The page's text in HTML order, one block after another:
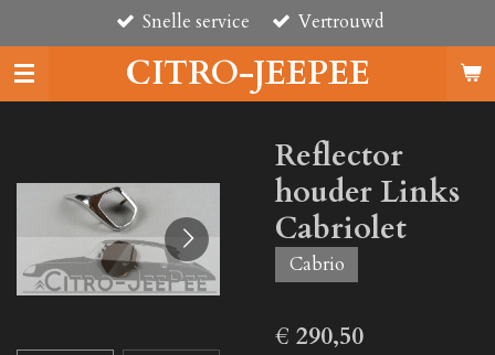
direct
naar
de
CITRO-JEEPEE
Snelle service Vertrouwd
Reflector
houder Links
Cabriolet
Cabrio
€ 290,50